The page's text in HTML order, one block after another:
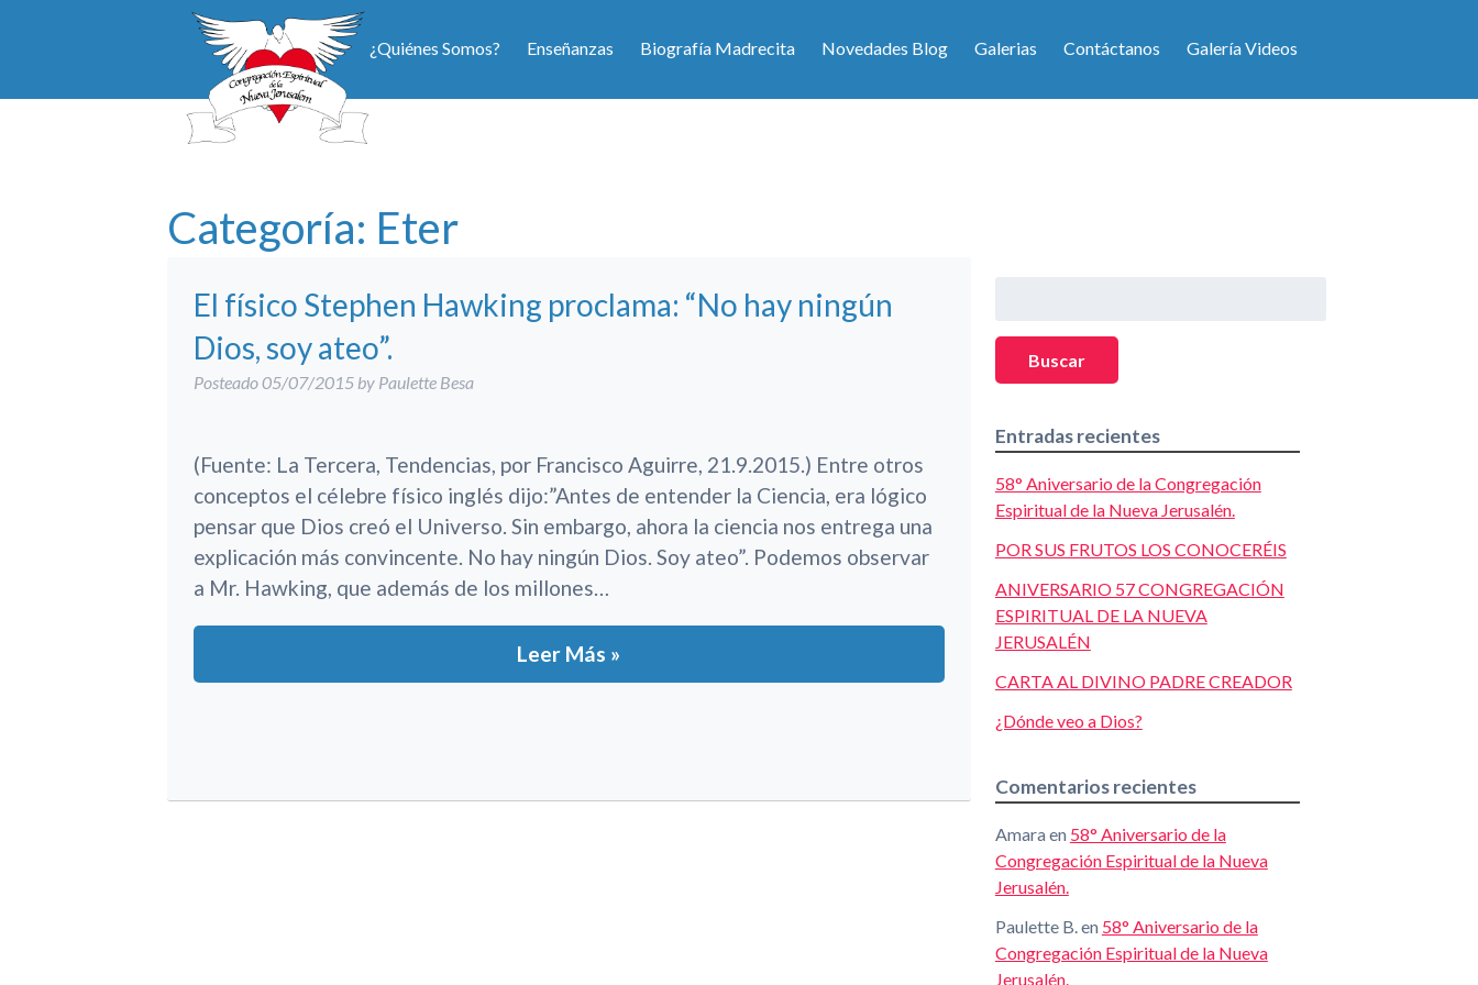
¿Quiénes Somos? Enseñanzas Biografía Madrecita Novedades Blog Galerias Contáctanos Galería Videos
Categoría: Eter
El físico Stephen Hawking proclama: “No hay ningún
Dios, soy ateo”.
Posteado05/07/2015 by Paulette Besa
(Fuente: La Tercera, Tendencias, por Francisco Aguirre, 21.9.2015.) Entre otros
conceptos el célebre físico inglés dijo:”Antes de entender la Ciencia, era lógico
pensar que Dios creó el Universo. Sin embargo, ahora la ciencia nos entrega una
explicación más convincente. No hay ningún Dios. Soy ateo”. Podemos observar
a Mr. Hawking, que además de los millones…
Leer Más »
Buscar
Entradas recientes
58° Aniversario de la Congregación
Espiritual de la Nueva Jerusalén.
POR SUS FRUTOS LOS CONOCERÉIS
ANIVERSARIO 57 CONGREGACIÓN
ESPIRITUAL DE LA NUEVA
JERUSALÉN
CARTA AL DIVINO PADRE CREADOR
¿Dónde veo a Dios?
Comentarios recientes
Amara en 58° Aniversario de la
Congregación Espiritual de la Nueva
Jerusalén.
Paulette B.en 58° Aniversario de la
Congregación Espiritual de la Nueva
Jerusalén.